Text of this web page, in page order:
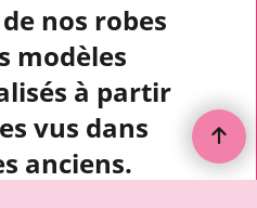
nos robes
modèles
à partir
vus dans
anciens.